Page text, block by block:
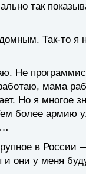
так
Так-то я
Не
мама
Но я многое
более армию
в
и они у меня